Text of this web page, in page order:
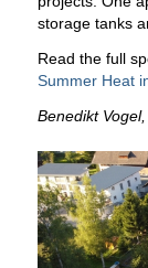
storage tanks
Read the full
Summer Heat
Benedikt